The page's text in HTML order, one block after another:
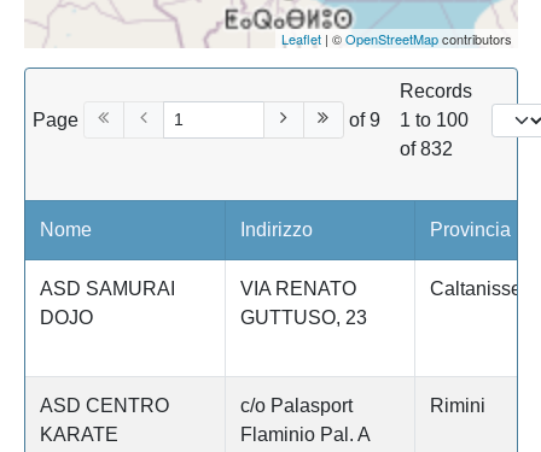
Leaflet| ©OpenStreetMapcontributors
Page of 9
Records
1 to 100
of 832
Nome Indirizzo Provincia
ASD SAMURAI
DOJO
VIA RENATO
GUTTUSO, 23
Caltanissetta
ASD CENTRO
KARATE
c/o Palasport
Flaminio Pal. A
Rimini